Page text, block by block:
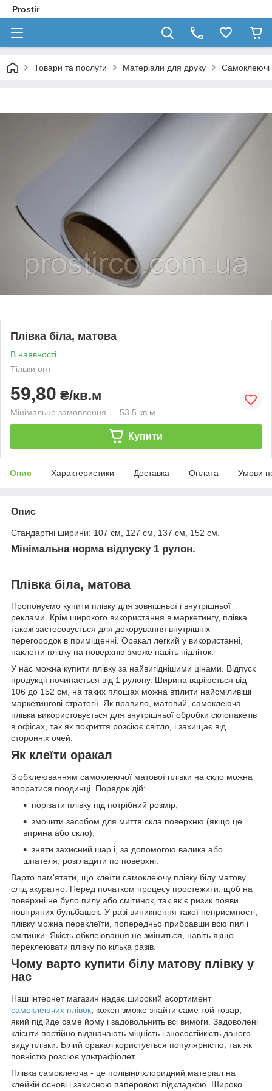
Prostir
Товари та послуги Матеріали для друку Самоклеючі
Плівка біла, матова
В наявності
Тільки опт
59,80 ₴/кв.м
Мінімальне замовлення — 53.5 кв.м
Купити
Опис Характеристики Доставка Оплата Умови
Опис
Стандартні ширини: 107 см, 127 см, 137 см, 152 см.
Мінімальна норма відпуску 1 рулон.
Плівка біла, матова
Пропонуємо купити плівку для зовнішньої і внутрішньої
реклами. Крім широкого використання в маркетингу, плівка
також застосовується для декорування внутрішніх
перегородок в приміщенні. Оракал легкий у використанні,
наклеїти плівку на поверхню зможе навіть підліток.
У нас можна купити плівку за найвигіднішими цінами. Відпуск
продукції починається від 1 рулону. Ширина варіюється від
106 до 152 см, на таких площах можна втілити найсміливіші
маркетингові стратегії. Як правило, матовий, самоклеюча
плівка використовується для внутрішньої обробки склопакетів
в офісах, так як покриття розсіює світло, і захищає від
сторонніх очей.
Як клеїти оракал
З обклеюванням самоклеючої матової плівки на скло можна
впоратися поодинці. Порядок дій:
порізати плівку під потрібний розмір;
змочити засобом для миття скла поверхню (якщо це
вітрина або скло);
зняти захисний шар і, за допомогою валика або
шпателя, розгладити по поверхні.
Варто пам'ятати, що клеїти самоклеючу плівку білу матову
слід акуратно. Перед початком процесу простежити, щоб на
поверхні не було пилу або смітинок, так як є ризик появи
повітряних бульбашок. У разі виникнення такої неприємності,
плівку можна переклеїти, попередньо прибравши всю пил і
смітинки. Якість обклеювання не зміниться, навіть якщо
переклеювати плівку по кілька разів.
Чому варто купити білу матову плівку у
нас
Наш інтернет магазин надає широкий асортимент
самоклеючих плівок , кожен зможе знайти саме той товар,
який підійде саме йому і задовольнить всі вимоги. Задоволені
клієнти постійно відзначають міцність і зносостійкість даного
виду плівки. Білий оракал користується популярністю, так як
повністю розсіює ультрафіолет.
Плівка самоклеюча - це полівінілхлоридний матеріал на
клейкій основі і захисною паперовою підкладкою. Широко